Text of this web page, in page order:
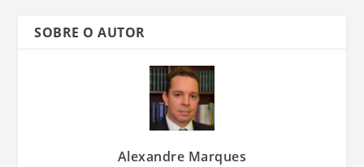
SOBRE O AUTOR
Alexandre Marques